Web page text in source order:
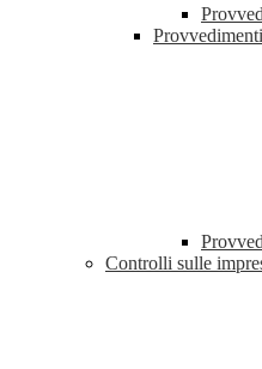
Controlli sulle